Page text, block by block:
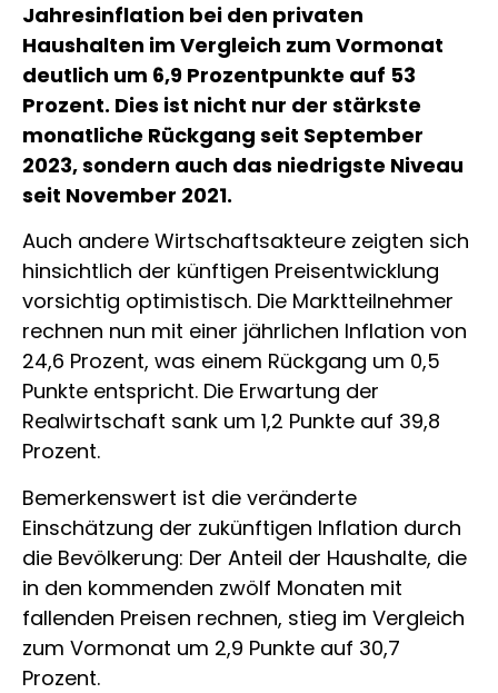
Jahresinflation bei den privaten
Haushalten im Vergleich zum Vormonat
deutlich um 6,9 Prozentpunkte auf 53
Prozent. Dies ist nicht nur der stärkste
monatliche Rückgang seit September
2023, sondern auch das niedrigste Niveau
seit November 2021.
Auch andere Wirtschaftsakteure zeigten sich
hinsichtlich der künftigen Preisentwicklung
vorsichtig optimistisch. Die Marktteilnehmer
rechnen nun mit einer jährlichen Inflation von
24,6 Prozent, was einem Rückgang um 0,5
Punkte entspricht. Die Erwartung der
Realwirtschaft sank um 1,2 Punkte auf 39,8
Prozent.
Bemerkenswert ist die veränderte
Einschätzung der zukünftigen Inflation durch
die Bevölkerung: Der Anteil der Haushalte, die
in den kommenden zwölf Monaten mit
fallenden Preisen rechnen, stieg im Vergleich
zum Vormonat um 2,9 Punkte auf 30,7
Prozent.